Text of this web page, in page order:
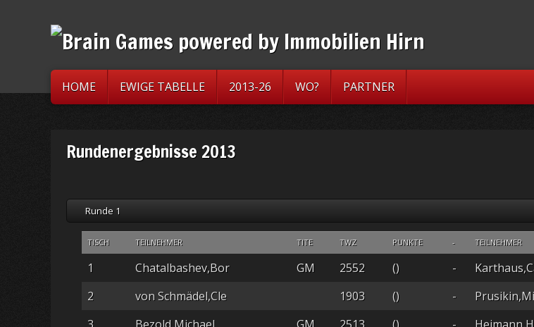
HOME EWIGE TABELLE 2013-26 WO? PARTNER
Rundenergebnisse 2013
Runde 1
TISCH TEILNEHMER TITE TWZ PUNKTE - TEILNEHMER
1 Chatalbashev,Bor GM 2552 () -
2
von Schmädel,Cle 1903 () -